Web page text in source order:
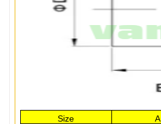
Size A